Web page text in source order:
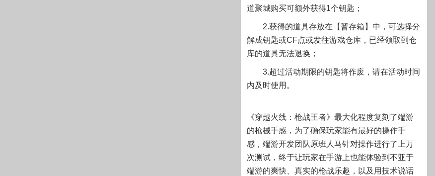
道聚城购买可额外获得1个钥匙；
2.获得的道具存放在【暂存箱】中，可选择分
解成钥匙或CF点或发往游戏仓库，已经领取到仓
库的道具无法退换；
3.超过活动期限的钥匙将作废，请在活动时间
内及时使用。
《穿越火线：枪战王者》最大化程度复刻了端游
的枪械手感，为了确保玩家能有最好的操作手
感，端游开发团队原班人马针对操作进行了上万
次测试，终于让玩家在手游上也能体验到不亚于
端游的爽快、真实的枪战乐趣，以及用技术说话